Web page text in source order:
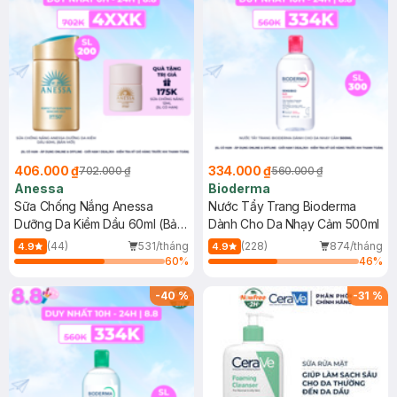
406.000 ₫702.000 ₫
Anessa
Sữa Chống Nắng Anessa
Dưỡng Da Kiềm Dầu 60ml (Bản
Mới)
4.9 (44)
531/tháng
60%
334.000 ₫560.000 ₫
Bioderma
Nước Tẩy Trang Bioderma
Dành Cho Da Nhạy Cảm 500ml
4.9 (228)
874/tháng
46%
-40% -31 %